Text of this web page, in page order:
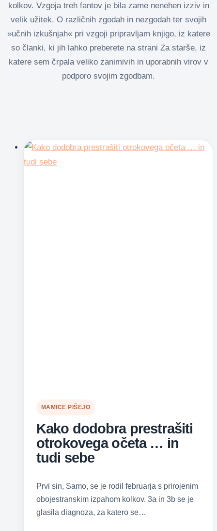
kolkov. Vzgoja treh fantov je bila zame nenehen izziv in
velik užitek. O različnih zgodah in nezgodah ter svojih
»učnih izkušnjah« pri vzgoji pripravljam knjigo, iz katere
so članki, ki jih lahko preberete na strani Za starše, iz
katere sem črpala veliko zanimivih in uporabnih virov v
podporo svojim zgodbam.
MAMICE PIŠEJO
Kako dodobra prestrašiti
otrokovega očeta … in
tudi sebe
Prvi sin, Samo, se je rodil februarja s prirojenim
obojestranskim izpahom kolkov. 3a in 3b se je
glasila diagnoza, za katero se…